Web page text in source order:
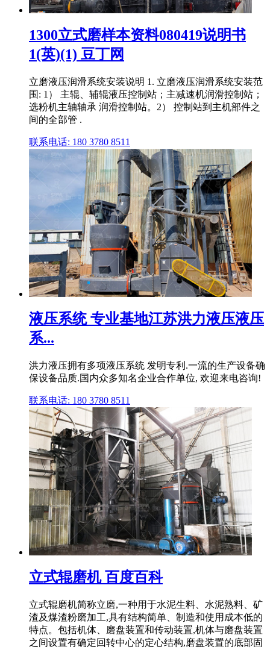
1300立式磨样本资料080419说明书
1(英)(1) 豆丁网
立磨液压润滑系统安装说明 1. 立磨液压润滑系统安装范
围: 1） 主辊、辅辊液压控制站；主减速机润滑控制站；
选粉机主轴轴承 润滑控制站。2） 控制站到主机部件之
间的全部管 .
联系电话: 180 3780 8511
液压系统 专业基地江苏洪力液压液压
系...
洪力液压拥有多项液压系统 发明专利.一流的生产设备确
保设备品质.国内众多知名企业合作单位, 欢迎来电咨询!
联系电话: 180 3780 8511
立式辊磨机 百度百科
立式辊磨机简称立磨,一种用于水泥生料、水泥熟料、矿
渣及煤渣粉磨加工,具有结构简单、制造和使用成本低的
特点。包括机体、磨盘装置和传动装置,机体与磨盘装置
之间设置有确定回转中心的定心结构,磨盘装置的底部固